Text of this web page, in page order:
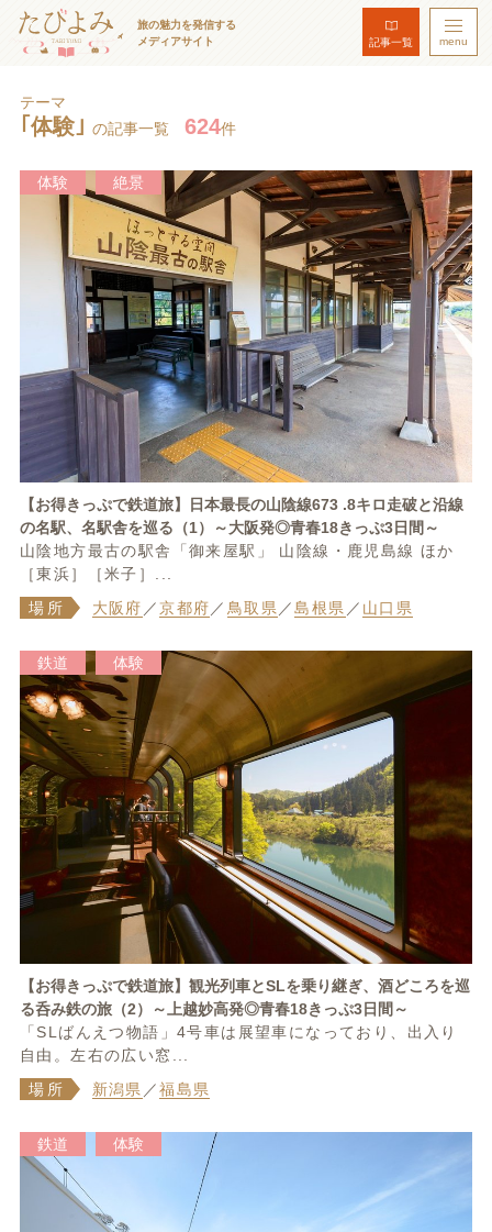
旅の魅力を発信する
メディアサイト
記事一覧 menu
テーマ
｢体験｣ の記事一覧 624件
体験 絶景
【お得きっぷで鉄道旅】日本最長の山陰線673 .8キロ走破と沿線
の名駅、名駅舎を巡る（1）～大阪発◎青春18きっぷ3日間～
山陰地方最古の駅舎「御来屋駅」 山陰線・鹿児島線 ほか
［東浜］［米子］...
場所
大阪府 ／京都府／ 鳥取県／島根県 ／ 山口県
鉄道 体験
【お得きっぷで鉄道旅】観光列車とSLを乗り継ぎ、酒どころを巡
る呑み鉄の旅（2）～上越妙高発◎青春18きっぷ3日間～
「SLばんえつ物語」4号車は展望車になっており、出入り
自由。左右の広い窓...
場所
新潟県 ／福島県
鉄道 体験